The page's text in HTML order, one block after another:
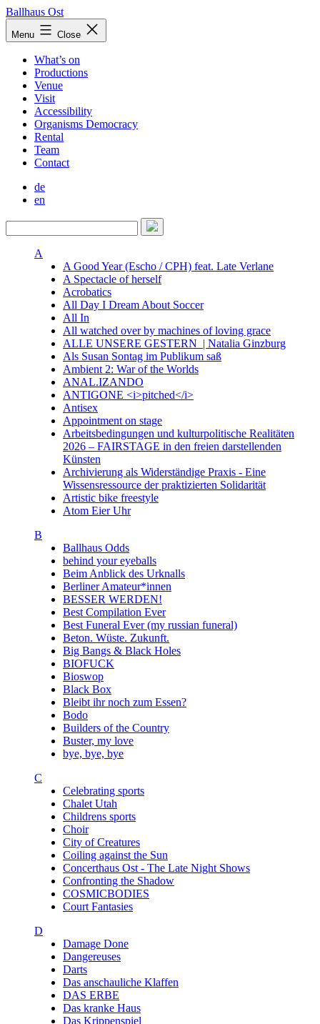
Skip
to
content
Ballhaus Ost
Ballhaus
Ost
Menu Close
What’s on
Productions
Venue
Visit
Accessibility
Organisms Democracy
Rental
Team
Contact
de
en
A
A Good Year (Escho / CPH) feat. Late Verlane
A Spectacle of herself
Acrobatics
All Day I Dream About Soccer
All In
All watched over by machines of loving grace
ALLE UNSERE GESTERN | Natalia Ginzburg
Als Susan Sontag im Publikum saß
Ambient 2: War of the Worlds
ANAL.IZANDO
ANTIGONE <i>pitched</i>
Antisex
Appointment on stage
Arbeitsbedingungen und kulturpolitische Realitäten
2026 – FAIRSTAGE in den freien darstellenden
Künsten
Archivierung als Widerständige Praxis - Eine
Wissensressource der praktizierten Solidarität
Artistic bike freestyle
Atom Eier Uhr
B
Ballhaus Odds
behind your eyeballs
Beim Anblick des Urknalls
Berliner Amateur*innen
BESSER WERDEN!
Best Compilation Ever
Best Funeral Ever (my russian funeral)
Beton. Wüste. Zukunft.
Big Bangs & Black Holes
BIOFUCK
Bioswop
Black Box
Bleibt ihr noch zum Essen?
Bodo
Builders of the Country
Buster, my love
bye, bye, bye
C
Celebrating sports
Chalet Utah
Childrens sports
Choir
City of Creatures
Coiling against the Sun
Concerthaus Ost - The Late Night Shows
Confronting the Shadow
COSMICBODIES
Court Fantasies
D
Damage Done
Dangereuses
Darts
Das anschauliche Klaffen
DAS ERBE
Das kranke Haus
Das Krippenspiel